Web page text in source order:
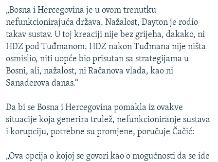
„Bosna i Hercegovina je u ovom trenutku
nefunkcionirajuća država. Nažalost, Dayton je rodio
takav sustav. U toj kreaciji nije bez grijeha, dakako, ni
HDZ pod Tuđmanom. HDZ nakon Tuđmana nije ništa
osmislio, niti uopće bio prisutan sa strategijama u
Bosni, ali, nažalost, ni Račanova vlada, kao ni
Sanaderova danas.“
Da bi se Bosna i Hercegovina pomakla iz ovakve
situacije koja generira trulež, nefunkcioniranje sustava
i korupciju, potrebne su promjene, poručuje Čačić:
„Ova opcija o kojoj se govori kao o mogućnosti da se ide